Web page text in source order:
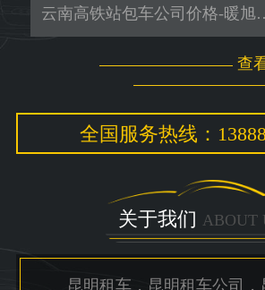
云南高铁站包车公
查
全国服务热线：
关于我们 ABOUT
昆明租车，昆明租车公司，